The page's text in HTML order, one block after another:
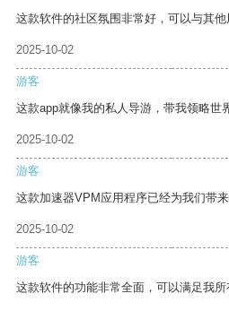
这款软件的社区氛围非常好，可以与其他
2025-10-02
游客
这款app就像我的私人导游，带我领略世
2025-10-02
游客
这款加速器VPM应用程序已经为我们带
2025-10-02
游客
这款软件的功能非常全面，可以满足我所